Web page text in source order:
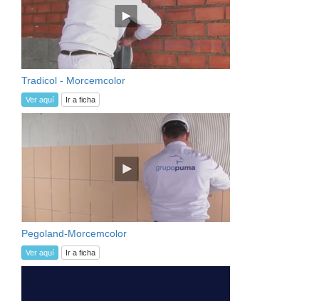
Tradicol - Morcemcolor
Ver aquí Ir a ficha
Pegoland-Morcemcolor
Ver aquí Ir a ficha